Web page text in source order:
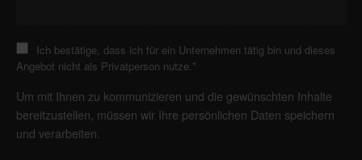
Ich bestätige, dass ich für ein Unternehmen tätig bin und dieses
Angebot nicht als Privatperson nutze. *
Um mit Ihnen zu kommunizieren und die gewünschten Inhalte
bereitzustellen, müssen wir Ihre persönlichen Daten speichern
und verarbeiten.